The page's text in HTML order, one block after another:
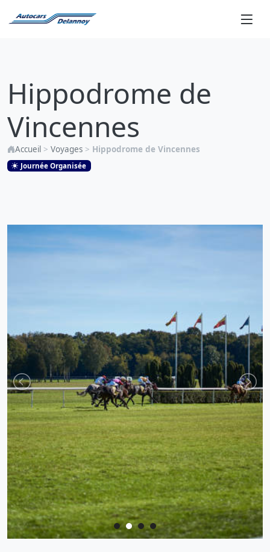
Vincennes
Hippodrome de
Vincennes
Accueil > Voyages > Hippodrome de Vincennes
Journée Organisée